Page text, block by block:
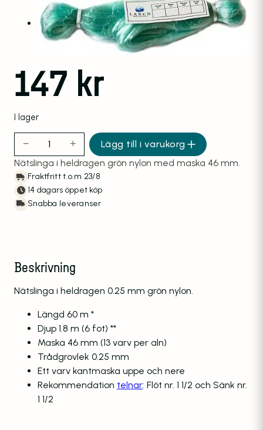
147 kr
I lager
Nätslinga 60m 1.8m 46mm 0.25 mängd
− +
Lägg till i varukorg
Nätslinga i heldragen grön nylon med maska 46 mm.
Fraktfritt t.o.m 23/8
14 dagars öppet köp
Snabba leveranser
Beskrivning
Nätslinga i heldragen 0.25 mm grön nylon.
Längd 60 m *
Djup 1.8 m (6 fot) **
Maska 46 mm (13 varv per aln)
Trådgrovlek 0.25 mm
Ett varv kantmaska uppe och nere
Rekommendation telnar: Flöt nr. 1 1/2 och Sänk nr.
1 1/2